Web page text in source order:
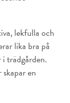
lekfulla och
lika bra på
i trädgården.
en